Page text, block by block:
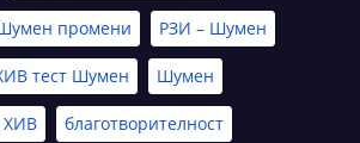
промени РЗИ – Шумен
тест Шумен Шумен
ХИВ благотворителност